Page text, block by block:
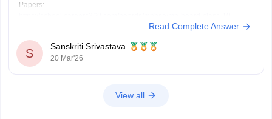
Papers:
papers and ebooks:
https://school.careers360.com/download/ebooks-and-sample-papers
Read Complete Answer
S
Sanskriti Srivastava
20 Mar'26
View all